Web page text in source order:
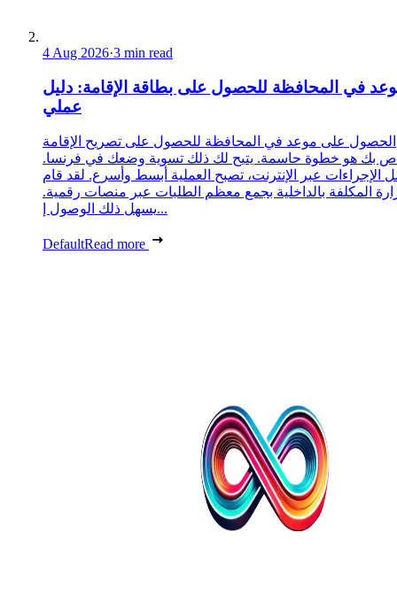
4 Aug 2026·3 min read
في المحافظة للحصول على بطاقة الإقامة: دليل
عملي
الحصول على موعد في المحافظة للحصول على تصريح الإقامة
بك هو خطوة حاسمة. يتيح لك ذلك تسوية وضعك في فرنسا.
الإجراءات عبر الإنترنت، تصبح العملية أبسط وأسرع. لقد قام
المكلفة بالداخلية بجمع معظم الطلبات عبر منصات رقمية.
يسهل ذلك الوصول إ...
DefaultRead more